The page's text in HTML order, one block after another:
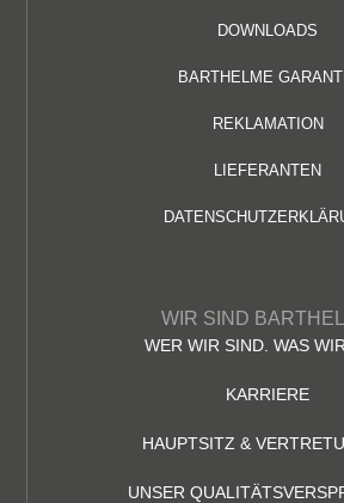
DOWNLOADS
BARTHELME
REKLAMATION
LIEFERANTEN
WIR SIND
WER WIR SIND. WAS
KARRIERE
HAUPTSITZ &
UNSER